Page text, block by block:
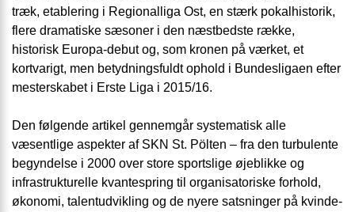
træk, etablering i Regionalliga Ost, en stærk pokalhistorik,
flere dramatiske sæsoner i den næstbedste række,
historisk Europa-debut og, som kronen på værket, et
kortvarigt, men betydningsfuldt ophold i Bundesligaen efter
mesterskabet i Erste Liga i 2015/16.
Den følgende artikel gennemgår systematisk alle
væsentlige aspekter af SKN St. Pölten – fra den turbulente
begyndelse i 2000 over store sportslige øjeblikke og
infrastrukturelle kvantespring til organisatoriske forhold,
økonomi, talentudvikling og de nyere satsninger på kvinde-